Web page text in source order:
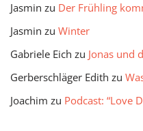
Jasmin zu Der Frühling
Jasmin zu Winter
Gabriele Eich zu Jonas und
Gerberschläger Edith zu
Joachim zu Podcast: “Love